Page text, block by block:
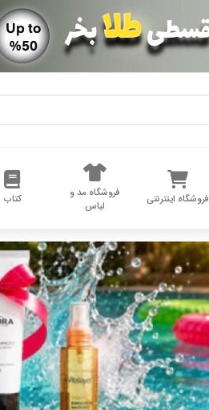
فروشگاه اینترنتی
فروشگاه مد و
لباس
کتاب